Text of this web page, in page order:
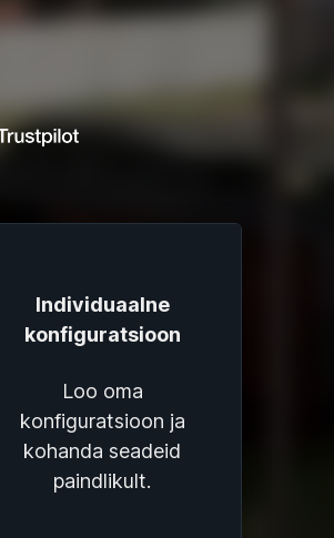
Individuaalne
konfiguratsioon
Loo oma
konfiguratsioon ja
kohanda seadeid
paindlikult.